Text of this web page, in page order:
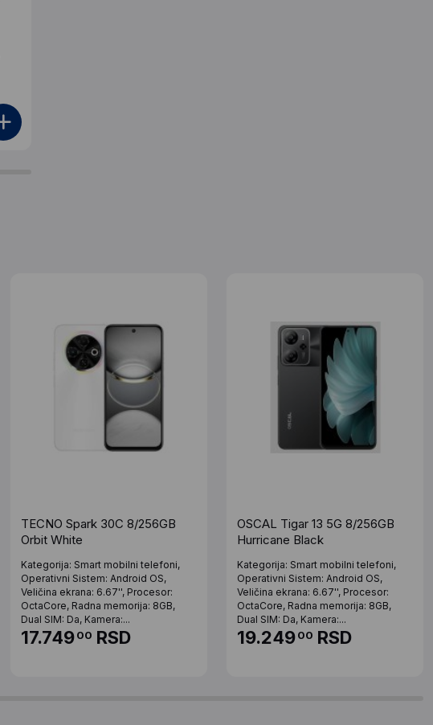
TECNO Spark 30C 8/256GB
Orbit White
Kategorija: Smart mobilni telefoni,
Operativni Sistem: Android OS,
Veličina ekrana: 6.67'', Procesor:
OctaCore, Radna memorija: 8GB,
Dual SIM: Da, Kamera:...
17.74900 RSD
OSCAL Tigar 13 5G 8/256GB
Hurricane Black
Kategorija: Smart mobilni telefoni,
Operativni Sistem: Android OS,
Veličina ekrana: 6.67'', Procesor:
OctaCore, Radna memorija: 8GB,
Dual SIM: Da, Kamera:...
19.24900 RSD